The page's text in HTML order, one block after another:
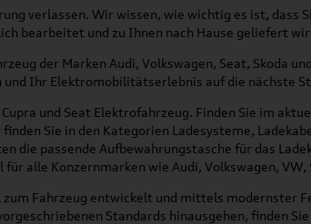
verlassen. Wir wissen, wie wichtig es ist,
bearbeitet und zu Ihnen nach Hause geliefert
der Marken Audi, Volkswagen, Seat, Skoda
Ihr Elektromobilitätserlebnis auf die nächste
und Seat Elektrofahrzeug. Finden Sie im
Sie in den Kategorien Ladesysteme,
die passende Aufbewahrungstasche für das
alle Konzernmarken wie Audi, Volkswagen,
zum Fahrzeug entwickelt und mittels
Standards hinausgehen, finden